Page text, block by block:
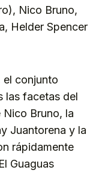
Nico Bruno,
Helder Spencer
el conjunto
las facetas del
Bruno, la
Juantorena y la
rápidamente
Guaguas